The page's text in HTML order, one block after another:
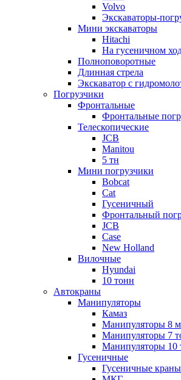
Volvo
Экскаваторы-
Мини экскаваторы
Hitachi
На гусеничном
Полноповоротные
Длинная стрела
Экскаватор с
Погрузчики
Фронтальные
Фронтальные
Телескопические
JCB
Manitou
5 тн
Мини погрузчики
Bobcat
Cat
Гусеничный
Фронтальный
JCB
Case
New Holland
Вилочные
Hyundai
10 тонн
Автокраны
Манипуляторы
Камаз
Манипуляторы 8
Манипуляторы 7
Манипуляторы 10
Гусеничные
Гусеничные